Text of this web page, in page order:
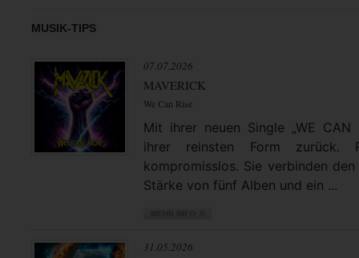
MUSIK-TIPS
07.07.2026
MAVERICK
We Can Rise
Mit ihrer neuen Single „WE CAN
ihrer reinsten Form zurück.
kompromisslos. Sie verbinden
Stärke von fünf Alben und ein ...
31.05.2026